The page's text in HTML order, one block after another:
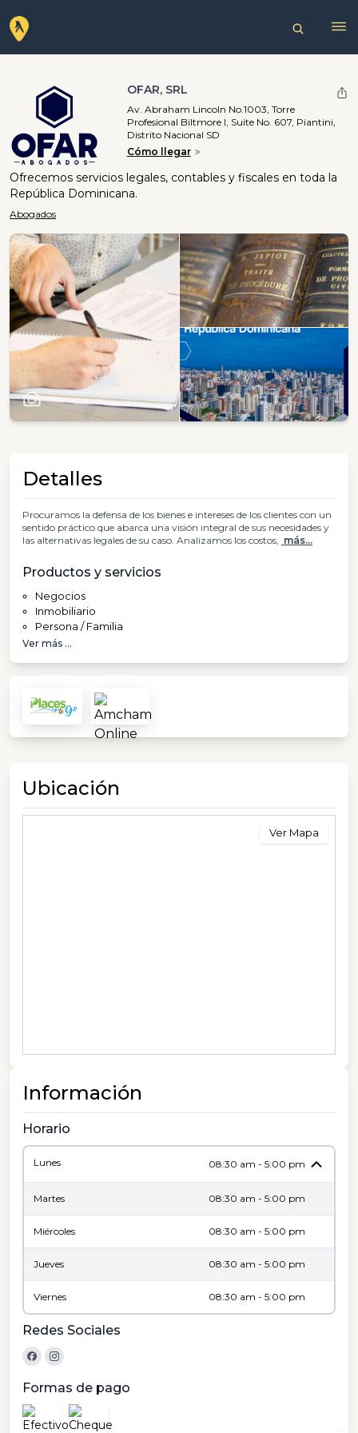
OFAR, SRL
Av. Abraham Lincoln No.1003, Torre
Profesional Biltmore I, Suite No. 607, Piantini,
Distrito Nacional SD
Cómo llegar
Ofrecemos servicios legales, contables y fiscales en toda la
República Dominicana.
Abogados
Detalles
Procuramos la defensa de los bienes e intereses de los clientes con un
sentido práctico que abarca una visión integral de sus necesidades y
las alternativas legales de su caso. Analizamos los costos, más...
Productos y servicios
Negocios
Inmobiliario
Persona / Familia
Ver más ...
Ubicación
Ver Mapa
Información
Horario
Lunes 08:30 am - 5:00 pm
Martes 08:30 am - 5:00 pm
Miércoles 08:30 am - 5:00 pm
Jueves 08:30 am - 5:00 pm
Viernes 08:30 am - 5:00 pm
Redes Sociales
Formas de pago